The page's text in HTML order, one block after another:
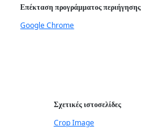
Επέκταση προγράμματος περιήγησης
Google Chrome
Σχετικές ιστοσελίδες
Crop Image